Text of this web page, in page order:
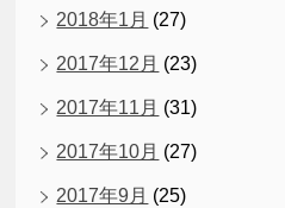
2018年1月 (27)
2017年12月 (23)
2017年11月 (31)
2017年10月 (27)
2017年9月 (25)